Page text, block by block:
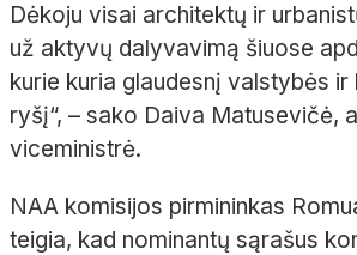
Dėkoju visai architektų ir
už aktyvų dalyvavimą šiuose
kurie kuria glaudesnį valstybės ir
ryšį“, – sako Daiva Matusevičė,
viceministrė.
NAA komisijos pirmininkas
teigia, kad nominantų sąrašus